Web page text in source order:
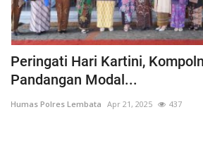
Peringati Hari Kartini,
Pandangan Modal...
Humas Polres Lembata Apr 21, 2025 437